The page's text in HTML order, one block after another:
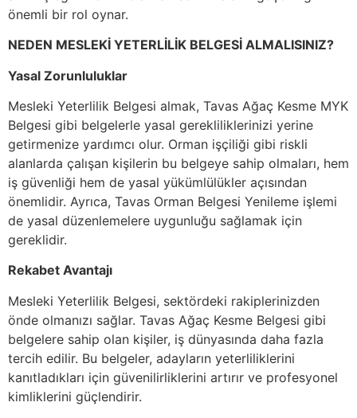
önemli bir rol oynar.
NEDEN MESLEKİ YETERLİLİK BELGESİ ALMALISINIZ?
Yasal Zorunluluklar
Mesleki Yeterlilik Belgesi almak, Tavas Ağaç Kesme MYK
Belgesi gibi belgelerle yasal gerekliliklerinizi yerine
getirmenize yardımcı olur. Orman işçiliği gibi riskli
alanlarda çalışan kişilerin bu belgeye sahip olmaları, hem
iş güvenliği hem de yasal yükümlülükler açısından
önemlidir. Ayrıca, Tavas Orman Belgesi Yenileme işlemi
de yasal düzenlemelere uygunluğu sağlamak için
gereklidir.
Rekabet Avantajı
Mesleki Yeterlilik Belgesi, sektördeki rakiplerinizden
önde olmanızı sağlar. Tavas Ağaç Kesme Belgesi gibi
belgelere sahip olan kişiler, iş dünyasında daha fazla
tercih edilir. Bu belgeler, adayların yeterliliklerini
kanıtladıkları için güvenilirliklerini artırır ve profesyonel
kimliklerini güçlendirir.